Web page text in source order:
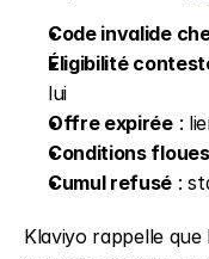
Code invalide
Éligibilité
lui
Offre expirée :
Conditions floues
Cumul refusé :
Klaviyo rappelle